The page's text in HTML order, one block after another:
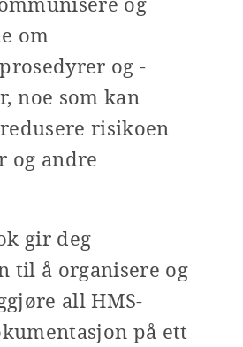
om
og -
noe som kan
risikoen
og andre
gir deg
til å organisere og
all HMS-
på ett